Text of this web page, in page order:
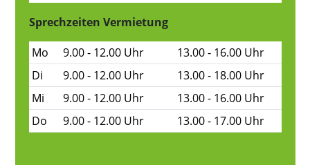
Sprechzeiten Vermietung
Mo
9.00 - 12.00 Uhr
13.00 - 16.00 Uhr
Di
9.00 - 12.00 Uhr
13.00 - 18.00 Uhr
Mi
9.00 - 12.00 Uhr
13.00 - 16.00 Uhr
Do
9.00 - 12.00 Uhr 13.00 - 17.00 Uhr